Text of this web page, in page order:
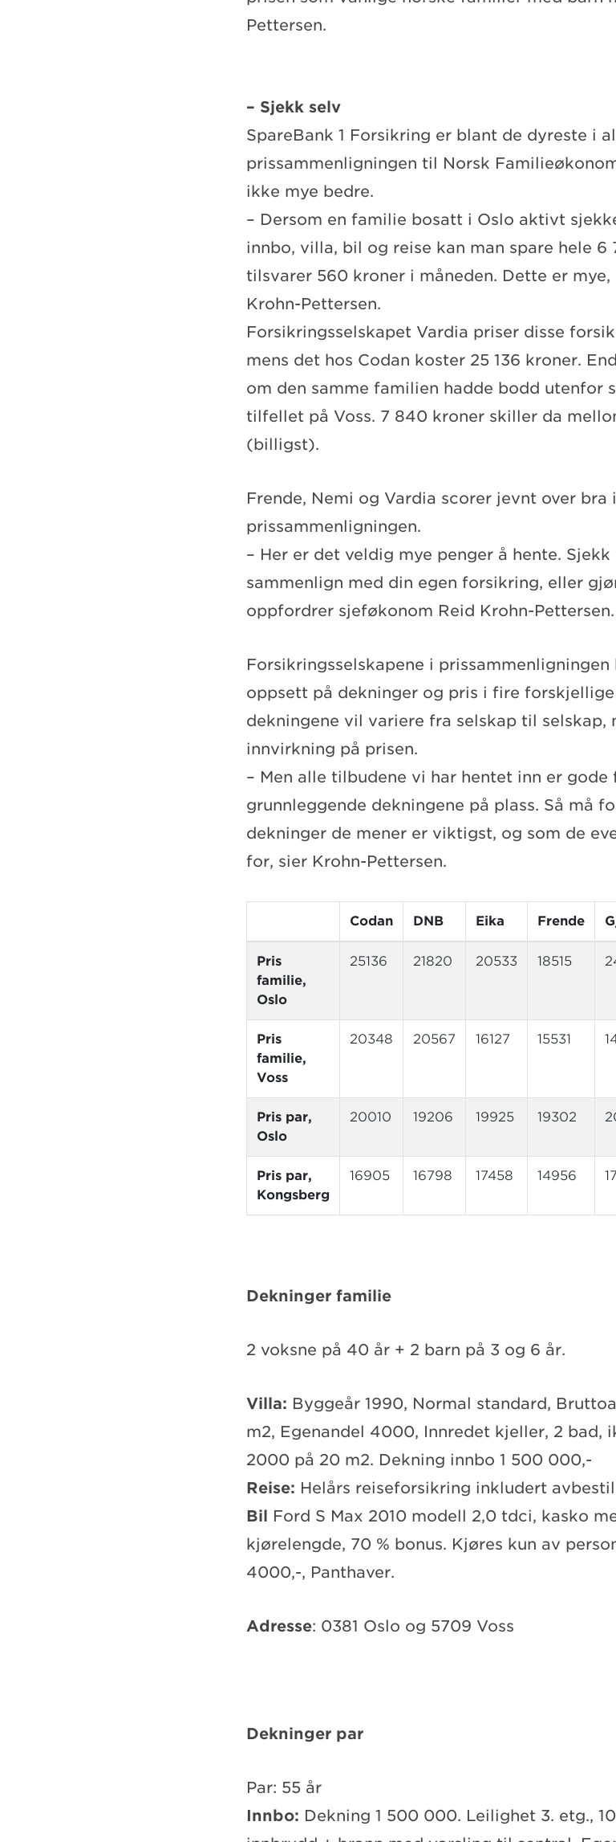
Pettersen.
– Sjekk selv
SpareBank 1 Forsikring er blant de dyreste i
prissammenligningen til Norsk
ikke mye bedre.
– Dersom en familie bosatt i Oslo aktivt
innbo, villa, bil og reise kan man spare hele 6
tilsvarer 560 kroner i måneden. Dette er
Krohn-Pettersen.
Forsikringsselskapet Vardia priser disse
mens det hos Codan koster 25 136 kroner.
om den samme familien hadde bodd utenfor
tilfellet på Voss. 7 840 kroner skiller da
(billigst).
Frende, Nemi og Vardia scorer jevnt over
prissammenligningen.
– Her er det veldig mye penger å hente.
sammenlign med din egen forsikring, eller
oppfordrer sjeføkonom Reid Krohn-Pettersen.
Forsikringsselskapene i
oppsett på dekninger og pris i fire
dekningene vil variere fra selskap til selskap,
innvirkning på prisen.
– Men alle tilbudene vi har hentet inn er
grunnleggende dekningene på plass. Så må
dekninger de mener er viktigst, og som de
for, sier Krohn-Pettersen.
Codan DNB Eika Frende
Pris
familie,
Oslo
25136 21820 20533 18515
Pris
familie,
Voss
20348 20567 16127 15531
Pris par,
Oslo
20010 19206 19925 19302
Pris par,
Kongsberg
16905 16798 17458 14956
Dekninger familie
2 voksne på 40 år + 2 barn på 3 og 6 år.
Villa: Byggeår 1990, Normal standard,
m2, Egenandel 4000, Innredet kjeller, 2 bad,
2000 på 20 m2. Dekning innbo 1 500 000,-
Reise: Helårs reiseforsikring inkludert
Bil Ford S Max 2010 modell 2,0 tdci, kasko
kjørelengde, 70 % bonus. Kjøres kun av
4000,-, Panthaver.
Adresse: 0381 Oslo og 5709 Voss
Dekninger par
Par: 55 år
Innbo: Dekning 1 500 000. Leilighet 3. etg.,